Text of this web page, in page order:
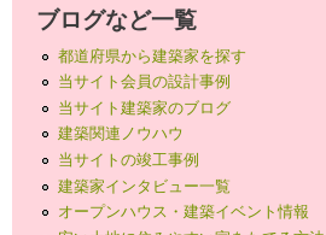
ブログなど一覧
都道府県から建築家を探す
当サイト会員の設計事例
当サイト建築家のブログ
建築関連ノウハウ
当サイトの竣工事例
建築家インタビュー一覧
オープンハウス・建築イベント情報